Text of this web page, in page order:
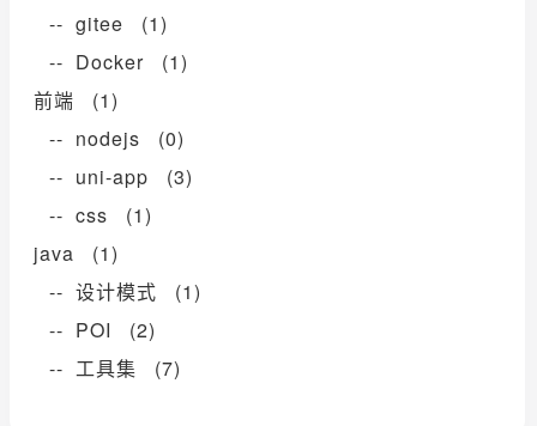
-- gitee (1)
-- Docker (1)
前端 (1)
-- nodejs (0)
-- uni-app (3)
-- css (1)
java (1)
-- 设计模式 (1)
-- POI (2)
-- 工具集 (7)